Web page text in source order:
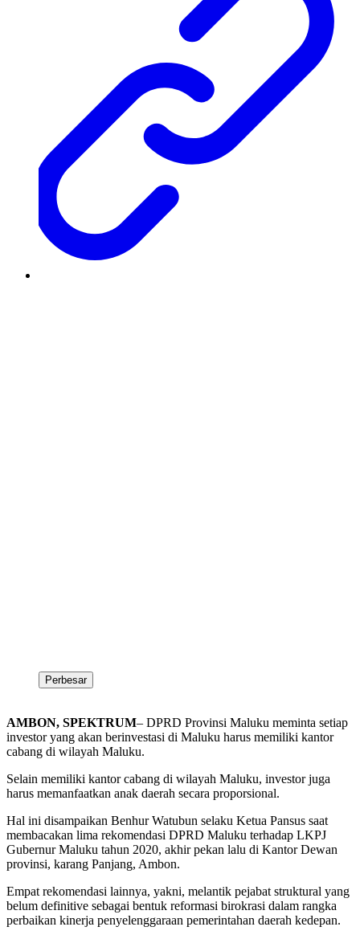
Perbesar
AMBON, SPEKTRUM– DPRD Provinsi Maluku meminta setiap
investor yang akan berinvestasi di Maluku harus memiliki kantor
cabang di wilayah Maluku.
Selain memiliki kantor cabang di wilayah Maluku, investor juga
harus memanfaatkan anak daerah secara proporsional.
Hal ini disampaikan Benhur Watubun selaku Ketua Pansus saat
membacakan lima rekomendasi DPRD Maluku terhadap LKPJ
Gubernur Maluku tahun 2020, akhir pekan lalu di Kantor Dewan
provinsi, karang Panjang, Ambon.
Empat rekomendasi lainnya, yakni, melantik pejabat struktural yang
belum definitive sebagai bentuk reformasi birokrasi dalam rangka
perbaikan kinerja penyelenggaraan pemerintahan daerah kedepan.